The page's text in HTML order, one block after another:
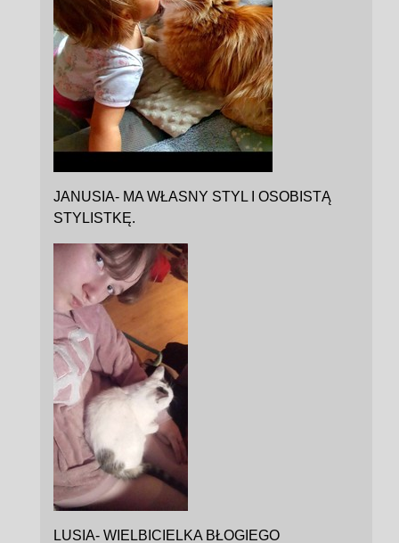
JANUSIA- MA WŁASNY STYL I OSOBISTĄ
STYLISTKĘ.
LUSIA- WIELBICIELKA BŁOGIEGO